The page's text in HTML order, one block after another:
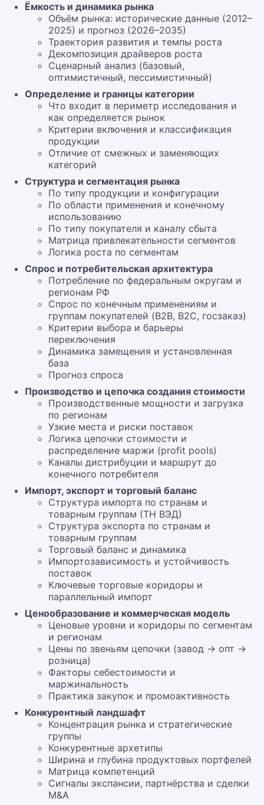
Ёмкость и динамика рынка
Объём рынка: исторические данные (2012–
2025) и прогноз (2026–2035)
Траектория развития и темпы роста
Декомпозиция драйверов роста
Сценарный анализ (базовый,
оптимистичный, пессимистичный)
Определение и границы категории
Что входит в периметр исследования и
как определяется рынок
Критерии включения и классификация
продукции
Отличие от смежных и заменяющих
категорий
Структура и сегментация рынка
По типу продукции и конфигурации
По области применения и конечному
использованию
По типу покупателя и каналу сбыта
Матрица привлекательности сегментов
Логика роста по сегментам
Спрос и потребительская архитектура
Потребление по федеральным округам и
регионам РФ
Спрос по конечным применениям и
группам покупателей (B2B, B2C, госзаказ)
Критерии выбора и барьеры
переключения
Динамика замещения и установленная
база
Прогноз спроса
Производство и цепочка создания стоимости
Производственные мощности и загрузка
по регионам
Узкие места и риски поставок
Логика цепочки стоимости и
распределение маржи (profit pools)
Каналы дистрибуции и маршрут до
конечного потребителя
Импорт, экспорт и торговый баланс
Структура импорта по странам и
товарным группам (ТН ВЭД)
Структура экспорта по странам и
товарным группам
Торговый баланс и динамика
Импортозависимость и устойчивость
поставок
Ключевые торговые коридоры и
параллельный импорт
Ценообразование и коммерческая модель
Ценовые уровни и коридоры по сегментам
и регионам
Цены по звеньям цепочки (завод → опт →
розница)
Факторы себестоимости и
маржинальность
Практика закупок и промоактивность
Конкурентный ландшафт
Концентрация рынка и стратегические
группы
Конкурентные архетипы
Ширина и глубина продуктовых портфелей
Матрица компетенций
Сигналы экспансии, партнёрства и сделки
M&A